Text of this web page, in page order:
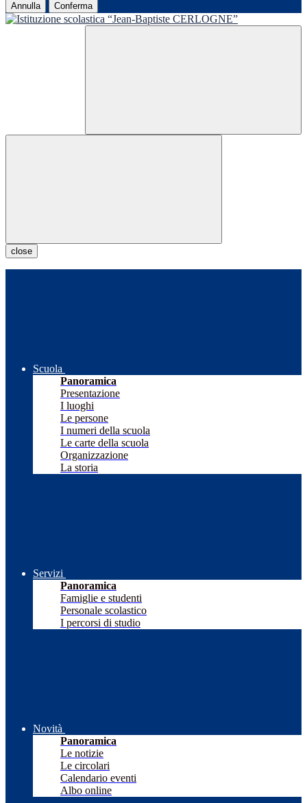
Annulla Conferma
close
Scuola
Panoramica
Presentazione
I luoghi
Le persone
I numeri della scuola
Le carte della scuola
Organizzazione
La storia
Servizi
Panoramica
Famiglie e studenti
Personale scolastico
I percorsi di studio
Novità
Panoramica
Le notizie
Le circolari
Calendario eventi
Albo online